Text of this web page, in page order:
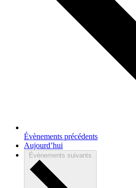
Évènements précédents
Aujourd’hui
Évènements suivants